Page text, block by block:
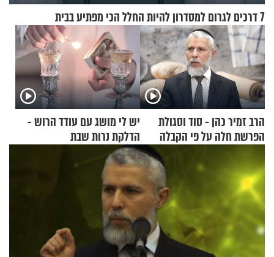
7 דרכים לגרום למסדרון להיות החלל הכי מפתיע בבית
הרב זמיר כהן - סוד וסגולת
הפרשת חלה על פי הקבלה
יש לי מושג עם עודד הרוש -
הדלקת נרות שבת